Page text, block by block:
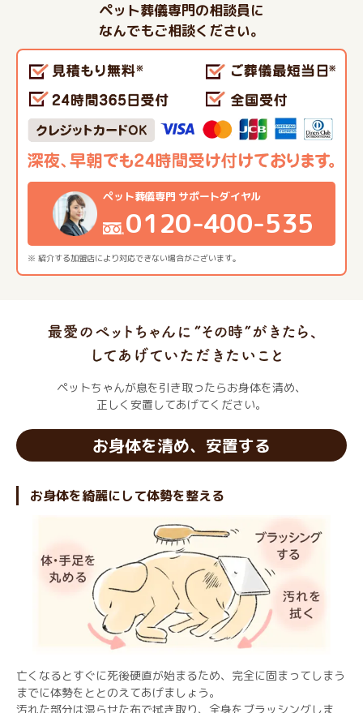
ペット葬儀専門の相談員に
なんでもご相談ください。
※ 紹介する加盟店により対応できない場合がございます。
ペット葬儀専門 サポートダイヤル
0120-400-535
ペットちゃんが息を引き取ったらお身体を清め、
正しく安置してあげてください。
お身体を清め、安置する
お身体を綺麗にして体勢を整える
亡くなるとすぐに死後硬直が始まるため、完全に固まってしまう
までに体勢をととのえてあげましょう。
汚れた部分は湿らせた布で拭き取り、全身をブラッシングしま